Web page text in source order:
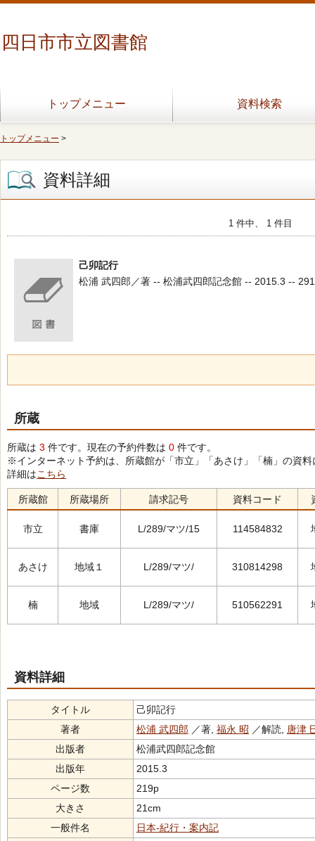
四日市市立図書館
トップメニュー 資料検索
トップメニュー >
資料詳細
1 件中、 1 件目
己卯記行
松浦 武四郎／著 -- 松浦武四郎記念館 -- 2015.3 --
所蔵
所蔵は 3 件です。現在の予約件数は 0 件です。
※インターネット予約は、所蔵館が「市立」「あさけ」「楠」の資
詳細はこちら
所蔵館 所蔵場所 請求記号 資料コード
市立 書庫 L/289/マツ/15 114584832
あさけ 地域１ L/289/マツ/ 310814298
楠 地域 L/289/マツ/ 510562291
資料詳細
タイトル
己卯記行
著者
松浦 武四郎 ／著, 福永 昭 ／解読,
唐津
出版者
松浦武四郎記念館
出版年
2015.3
ページ数
219p
大きさ
21cm
一般件名
日本-紀行・案内記